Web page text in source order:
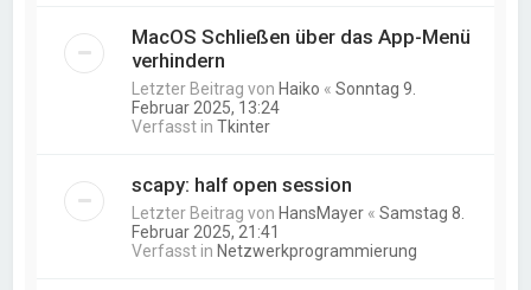
MacOS Schließen über das App-Menü
verhindern
Letzter Beitrag von Haiko «Sonntag 9.
Februar 2025, 13:24
Verfasst inTkinter
scapy: half open session
Letzter Beitrag von HansMayer «Samstag 8.
Februar 2025, 21:41
Verfasst in Netzwerkprogrammierung